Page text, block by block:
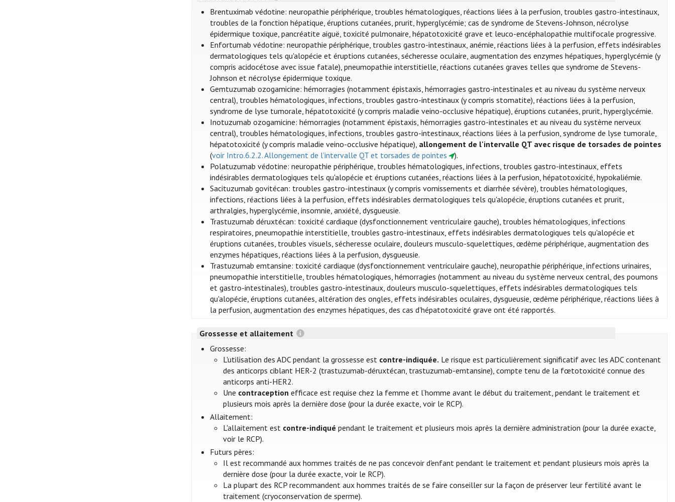
Brentuximab védotine: neuropathie périphérique, troubles hématologiques, réactions liées à la perfusion, troubles gastro-intestinaux,
troubles de la fonction hépatique, éruptions cutanées, prurit, hyperglycémie; cas de syndrome de Stevens-Johnson, nécrolyse
épidermique toxique, pancréatite aiguë, toxicité pulmonaire, hépatotoxicité grave et leuco-encéphalopathie multifocale progressive.
Enfortumab védotine: neuropathie périphérique, troubles gastro-intestinaux, anémie, réactions liées à la perfusion, effets indésirables
dermatologiques tels qu'alopécie et éruptions cutanées, sécheresse oculaire, augmentation des enzymes hépatiques, hyperglycémie (y
compris acidocétose avec issue fatale), pneumopathie interstitielle, réactions cutanées graves telles que syndrome de Stevens-
Johnson et nécrolyse épidermique toxique.
Gemtuzumab ozogamicine: hémorragies (notamment épistaxis, hémorragies gastro-intestinales et au niveau du système nerveux
central), troubles hématologiques, infections, troubles gastro-intestinaux (y compris stomatite), réactions liées à la perfusion,
syndrome de lyse tumorale, hépatotoxicité (y compris maladie veino-occlusive hépatique), éruptions cutanées, prurit, hyperglycémie.
Inotuzumab ozogamicine: hémorragies (notamment épistaxis, hémorragies gastro-intestinales et au niveau du système nerveux
central), troubles hématologiques, infections, troubles gastro-intestinaux, réactions liées à la perfusion, syndrome de lyse tumorale,
hépatotoxicité (y compris maladie veino-occlusive hépatique), allongement de l'intervalle QT avec risque de torsades de pointes
(voir Intro.6.2.2. Allongement de l’intervalle QT et torsades de pointes
).
Polatuzumab védotine: neuropathie périphérique, troubles hématologiques, infections, troubles gastro-intestinaux, effets
indésirables dermatologiques tels qu'alopécie et éruptions cutanées, réactions liées à la perfusion, hépatotoxicité, hypokaliémie.
Sacituzumab govitécan: troubles gastro-intestinaux (y compris vomissements et diarrhée sévère), troubles hématologiques,
infections, réactions liées à la perfusion, effets indésirables dermatologiques tels qu'alopécie, éruptions cutanées et prurit,
arthralgies, hyperglycémie, insomnie, anxiété, dysgueusie.
Trastuzumab déruxtécan: toxicité cardiaque (dysfonctionnement ventriculaire gauche), troubles hématologiques, infections
respiratoires, pneumopathie interstitielle, troubles gastro-intestinaux, effets indésirables dermatologiques tels qu'alopécie et
éruptions cutanées, troubles visuels, sécheresse oculaire, douleurs musculo-squelettiques, œdème périphérique, augmentation des
enzymes hépatiques, réactions liées à la perfusion, dysgueusie.
Trastuzumab emtansine: toxicité cardiaque (dysfonctionnement ventriculaire gauche), neuropathie périphérique, infections urinaires,
pneumopathie interstitielle, troubles hématologiques, hémorragies (notamment au niveau du système nerveux central, des poumons
et gastro-intestinales), troubles gastro-intestinaux, douleurs musculo-squelettiques, effets indésirables dermatologiques tels
qu'alopécie, éruptions cutanées, altération des ongles, effets indésirables oculaires, dysgueusie, œdème périphérique, réactions liées à
la perfusion, augmentation des enzymes hépatiques, des cas d'hépatotoxicité grave ont été rapportés.
Grossesse et allaitement
Grossesse:
L'utilisation des ADC pendant la grossesse est contre-indiquée. Le risque est particulièrement significatif avec les ADC contenant
des anticorps ciblant HER-2 (trastuzumab-déruxtécan, trastuzumab-emtansine), compte tenu de la fœtotoxicité connue des
anticorps anti-HER2.
Une contraception efficace est requise chez la femme et l’homme avant le début du traitement, pendant le traitement et
plusieurs mois après la dernière dose (pour la durée exacte, voir le RCP).
Allaitement:
L'allaitement est contre-indiqué pendant le traitement et plusieurs mois après la dernière administration (pour la durée exacte,
voir le RCP).
Futurs pères:
Il est recommandé aux hommes traités de ne pas concevoir d'enfant pendant le traitement et pendant plusieurs mois après la
dernière dose (pour la durée exacte, voir le RCP).
La plupart des RCP recommandent aux hommes traités de se faire conseiller sur la façon de préserver leur fertilité avant le
traitement (cryoconservation de sperme).